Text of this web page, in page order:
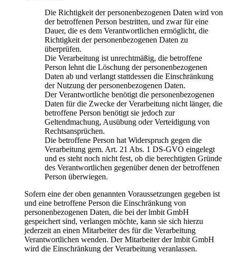
Die Richtigkeit der personenbezogenen Daten wird von
der betroffenen Person bestritten, und zwar für eine
Dauer, die es dem Verantwortlichen ermöglicht, die
Richtigkeit der personenbezogenen Daten zu
überprüfen.
Die Verarbeitung ist unrechtmäßig, die betroffene
Person lehnt die Löschung der personenbezogenen
Daten ab und verlangt stattdessen die Einschränkung
der Nutzung der personenbezogenen Daten.
Der Verantwortliche benötigt die personenbezogenen
Daten für die Zwecke der Verarbeitung nicht länger, die
betroffene Person benötigt sie jedoch zur
Geltendmachung, Ausübung oder Verteidigung von
Rechtsansprüchen.
Die betroffene Person hat Widerspruch gegen die
Verarbeitung gem. Art. 21 Abs. 1 DS-GVO eingelegt
und es steht noch nicht fest, ob die berechtigten Gründe
des Verantwortlichen gegenüber denen der betroffenen
Person überwiegen.
Sofern eine der oben genannten Voraussetzungen gegeben ist
und eine betroffene Person die Einschränkung von
personenbezogenen Daten, die bei der lmbit GmbH
gespeichert sind, verlangen möchte, kann sie sich hierzu
jederzeit an einen Mitarbeiter des für die Verarbeitung
Verantwortlichen wenden. Der Mitarbeiter der lmbit GmbH
wird die Einschränkung der Verarbeitung veranlassen.